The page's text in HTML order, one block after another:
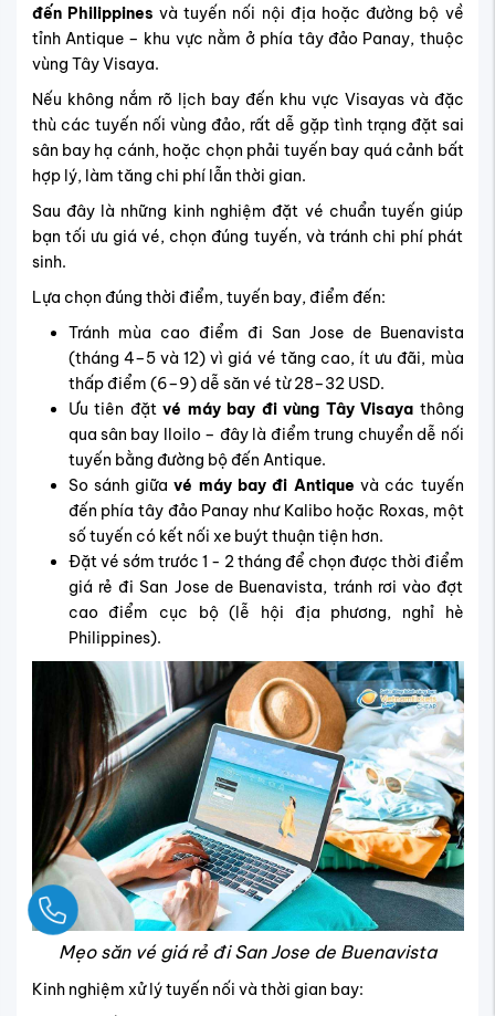
đến Philippines và tuyến nối nội địa hoặc đường bộ về
tỉnh Antique – khu vực nằm ở phía tây đảo Panay, thuộc
vùng Tây Visaya.
Nếu không nắm rõ lịch bay đến khu vực Visayas và đặc
thù các tuyến nối vùng đảo, rất dễ gặp tình trạng đặt sai
sân bay hạ cánh, hoặc chọn phải tuyến bay quá cảnh bất
hợp lý, làm tăng chi phí lẫn thời gian.
Sau đây là những kinh nghiệm đặt vé chuẩn tuyến giúp
bạn tối ưu giá vé, chọn đúng tuyến, và tránh chi phí phát
sinh.
Lựa chọn đúng thời điểm, tuyến bay, điểm đến:
Tránh mùa cao điểm đi San Jose de Buenavista
(tháng 4–5 và 12) vì giá vé tăng cao, ít ưu đãi, mùa
thấp điểm (6–9) dễ săn vé từ 28–32 USD.
Ưu tiên đặt vé máy bay đi vùng Tây Visaya thông
qua sân bay Iloilo – đây là điểm trung chuyển dễ nối
tuyến bằng đường bộ đến Antique.
So sánh giữavé máy bay đi Antique và các tuyến
đến phía tây đảo Panay như Kalibo hoặc Roxas, một
số tuyến có kết nối xe buýt thuận tiện hơn.
Đặt vé sớm trước 1 - 2 tháng để chọn được thời điểm
giá rẻ đi San Jose de Buenavista, tránh rơi vào đợt
cao điểm cục bộ (lễ hội địa phương, nghỉ hè
Philippines).
Mẹo săn vé giá rẻ đi San Jose de Buenavista
Kinh nghiệm xử lý tuyến nối và thời gian bay: